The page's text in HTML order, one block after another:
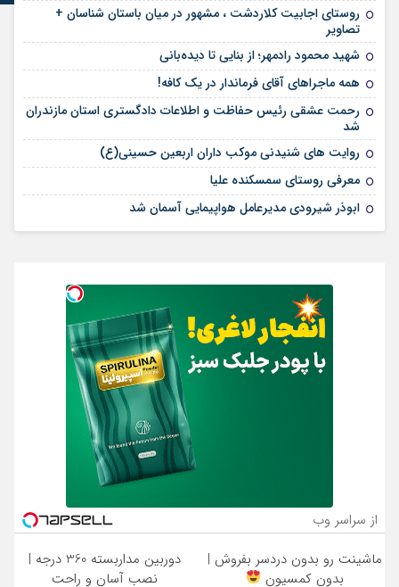
روستای اجابیت کلاردشت ، مشهور در میان باستان شناسان +
تصاویر
شهید محمود رادمهر؛ از بنایی تا دیده‌بانی
همه ماجراهای آقای فرماندار در یک کافه!
رحمت عشقی رئیس حفاظت و اطلاعات دادگستری استان مازندران
شد
روایت های شنیدنی موکب داران اربعین حسینی(ع)
معرفی روستای سمسکنده علیا
ابوذر شیرودی مدیرعامل هواپیمایی آسمان شد
از سراسر وب
ماشینت رو بدون دردسر بفروش |
بدون کمسیون
دوربین مداربسته 360 درجه |
نصب آسان و راحت